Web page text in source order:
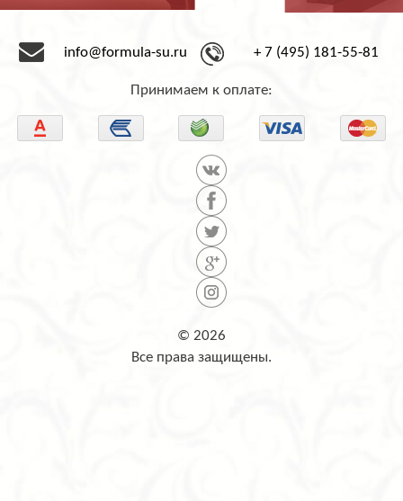
info@formula-su.ru + 7 (495) 181-55-81
Принимаем к оплате:
© 2026
Все права защищены.